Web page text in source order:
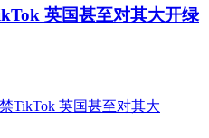
英国甚至对其大开绿